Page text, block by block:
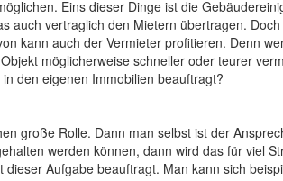
Eins dieser Dinge ist die
auch vertraglich den Mietern übertragen.
kann auch der Vermieter profitieren. Denn
möglicherweise schneller oder teurer
den eigenen Immobilien beauftragt?
große Rolle. Dann man selbst ist der
werden können, dann wird das für viel
Aufgabe beauftragt. Man kann sich